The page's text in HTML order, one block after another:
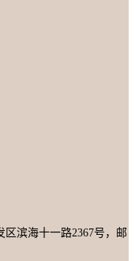
滨海十一路2367号，邮